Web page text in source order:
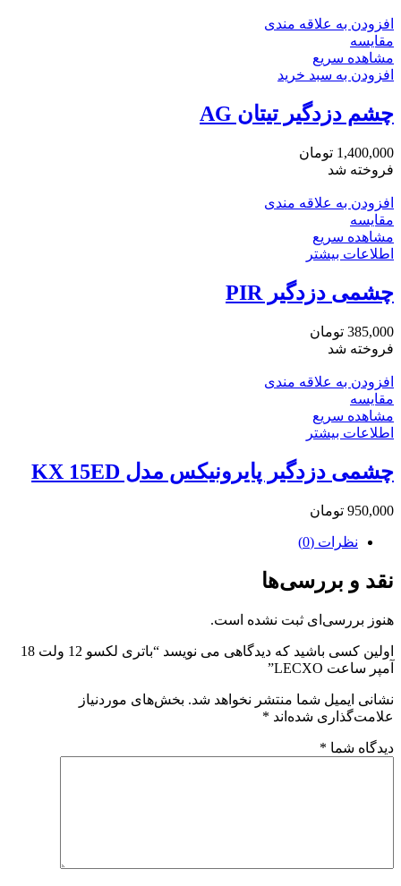
افزودن به علاقه مندی
مقایسه
مشاهده سریع
افزودن به سبد خرید
چشم دزدگیر تیتان AG
1,400,000 تومان
فروخته شد
افزودن به علاقه مندی
مقایسه
مشاهده سریع
اطلاعات بیشتر
چشمی دزدگیر PIR
385,000 تومان
فروخته شد
افزودن به علاقه مندی
مقایسه
مشاهده سریع
اطلاعات بیشتر
چشمی دزدگیر پایرونیکس مدل KX 15ED
950,000 تومان
نظرات (0)
نقد و بررسی‌ها
هنوز بررسی‌ای ثبت نشده است.
اولین کسی باشید که دیدگاهی می نویسد “باتری لکسو 12 ولت 18
آمپر ساعت LECXO”
نشانی ایمیل شما منتشر نخواهد شد. بخش‌های موردنیاز
علامت‌گذاری شده‌اند *
دیدگاه شما *